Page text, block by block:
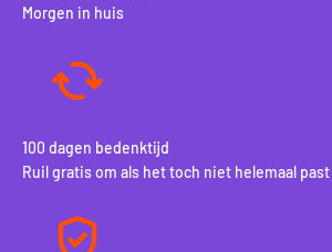
Morgen in huis
100 dagen bedenktijd
Ruil gratis om als het toch niet helemaal past